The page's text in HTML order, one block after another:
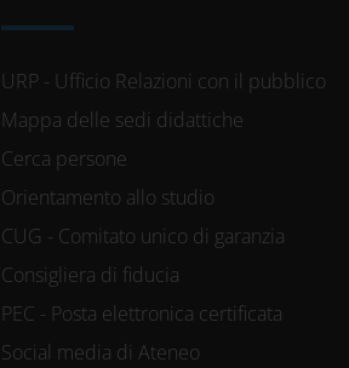
URP - Ufficio Relazioni con il pubblico
Mappa delle sedi didattiche
Cerca persone
Orientamento allo studio
CUG - Comitato unico di garanzia
Consigliera di fiducia
PEC - Posta elettronica certificata
Social media di Ateneo